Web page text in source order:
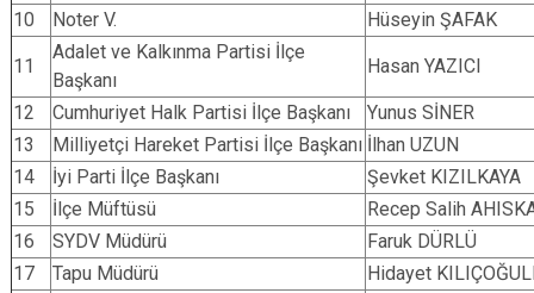
10
Noter V. Hüseyin ŞAFAK
11
Adalet ve Kalkınma Partisi İlçe
Başkanı
Hasan YAZICI
12 Cumhuriyet Halk Partisi İlçe Başkanı
Yunus SİNER
13
Milliyetçi Hareket Partisi İlçe Başkanı İlhan UZUN
14
İyi Parti İlçe Başkanı
Şevket KIZILKAYA
15
İlçe Müftüsü
Recep Salih
16
SYDV Müdürü
Faruk DÜRLÜ
17
Tapu Müdürü
Hidayet